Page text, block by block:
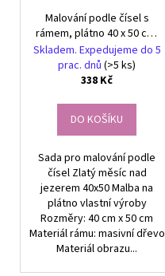
Malování podle čísel s
rámem, plátno 40 x 50 cm,
Zlatý měsíc nad jezerem
Skladem. Expedujeme do 5
prac. dnů (>5 ks)
338 Kč
DO KOŠÍKU
Sada pro malování podle
čísel Zlatý měsíc nad
jezerem 40x50 Malba na
plátno vlastní výroby
Rozměry: 40 cm x 50 cm
Materiál rámu: masivní dřevo
Materiál obrazu...